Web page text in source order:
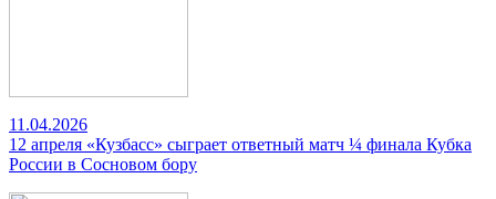
11.04.2026
12 апреля «Кузбасс» сыграет ответный матч ¼ финала Кубка
России в Сосновом бору